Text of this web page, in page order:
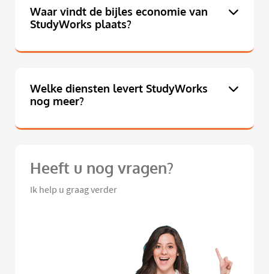
Waar vindt de bijles economie van
StudyWorks plaats?
Welke diensten levert StudyWorks
nog meer?
Heeft u nog vragen?
Ik help u graag verder